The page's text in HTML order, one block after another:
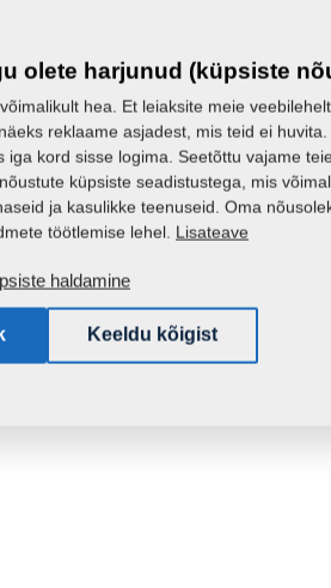
olete harjunud (küpsiste
hea. Et leiaksite meie
reklaame asjadest, mis teid ei huvita.
kord sisse logima. Seetõttu vajame
küpsiste seadistustega, mis
ja kasulikke teenuseid. Oma
töötlemise lehel. Lisateave
haldamine
Keeldu kõigist